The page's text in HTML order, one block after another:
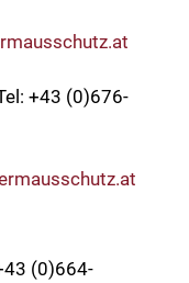
+43 (0)676-
(0)664-